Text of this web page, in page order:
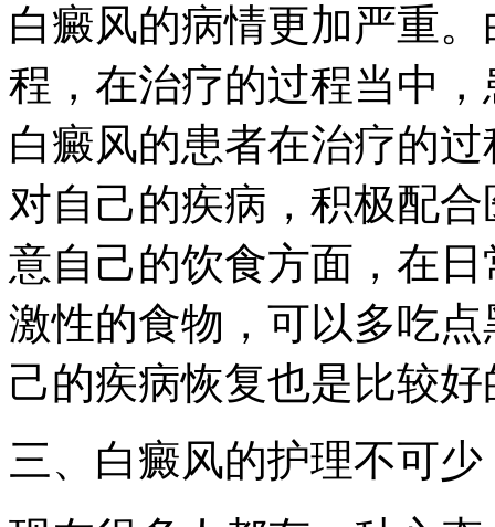
白癜风的病情更加严重
程，在治疗的过程当中
白癜风的患者在治疗的
对自己的疾病，积极配
意自己的饮食方面，在
激性的食物，可以多吃
己的疾病恢复也是比较好
三、白癜风的护理不可少